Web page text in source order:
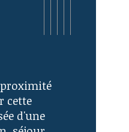
cette
d'une